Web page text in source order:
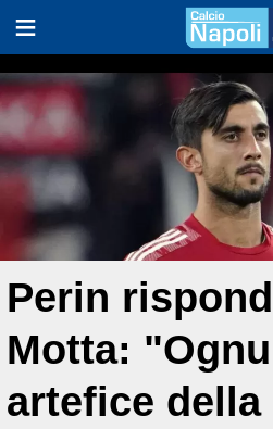
Perin
Motta:
artefice